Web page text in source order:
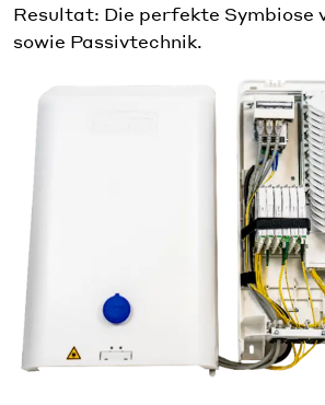
Resultat: Die perfekte Symbiose
sowie Passivtechnik.